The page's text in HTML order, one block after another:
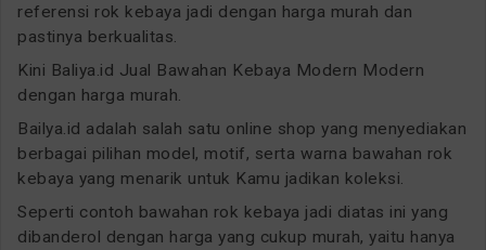
referensi rok kebaya jadi dengan harga murah dan
pastinya berkualitas.
Kini Baliya.id Jual Bawahan Kebaya Modern Modern
dengan harga murah.
Bailya.id adalah salah satu online shop yang menyediakan
berbagai pilihan model, motif, serta warna bawahan rok
kebaya yang menarik untuk Kamu jadikan koleksi.
Seperti contoh bawahan rok kebaya jadi diatas ini yang
dibanderol dengan harga yang cukup murah, yaitu hanya